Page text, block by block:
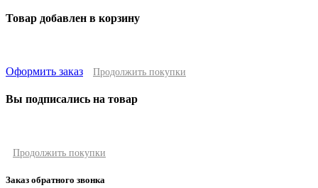
Товар добавлен в корзину
Оформить заказ Продолжить покупки
Вы подписались на товар
Продолжить покупки
Заказ обратного звонка